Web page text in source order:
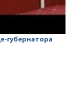
губернатора